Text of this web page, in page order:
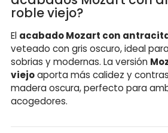
roble viejo?
El acabado Mozart con
veteado con gris oscuro, ideal
sobrias y modernas. La versión
viejoaporta más calidez y
madera oscura, perfecto para
acogedores.